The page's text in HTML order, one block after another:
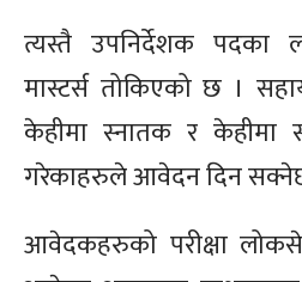
त्यस्तै उपनिर्देशक पदका
मास्टर्स तोकिएको छ ।
केहीमा स्नातक र केहीमा
गरेकाहरुले आवेदन दिन
आवेदकहरुको परीक्षा